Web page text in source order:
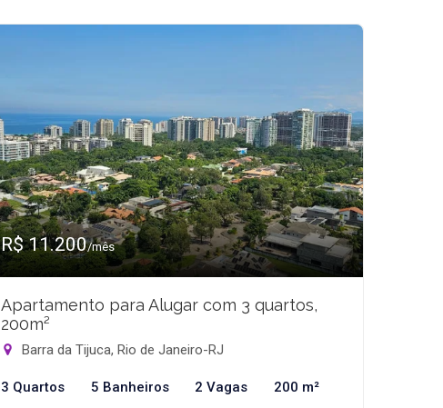
R$ 11.200/mês
Apartamento para Alugar com 3 quartos,
200m²
Barra da Tijuca, Rio de Janeiro-RJ
3 Quartos 5 Banheiros 2 Vagas 200 m²